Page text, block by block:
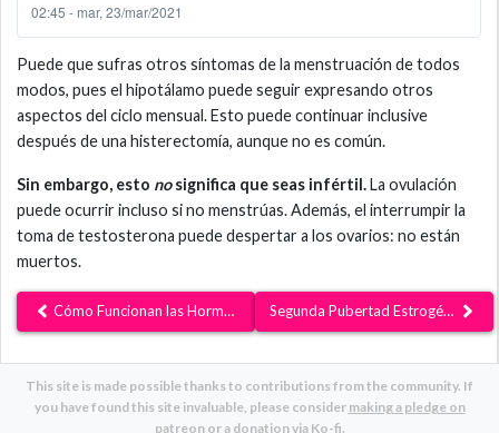
02:45 - mar, 23/mar/2021
Puede que sufras otros síntomas de la menstruación de todos
modos, pues el hipotálamo puede seguir expresando otros
aspectos del ciclo mensual. Esto puede continuar inclusive
después de una histerectomía, aunque no es común.
Sin embargo, esto nosignifica que seas infértil.La ovulación
puede ocurrir incluso si no menstrúas. Además, el interrumpir la
toma de testosterona puede despertar a los ovarios: no están
muertos.
Cómo Funcionan las Hormonas Segunda Pubertad Estrogénica
This site is made possible thanks to contributions from the community. If
you have found this site invaluable, please consider making a pledge on
patreonor a donation via Ko-fi.